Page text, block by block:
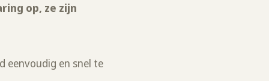
op, ze zijn
eenvoudig en snel te